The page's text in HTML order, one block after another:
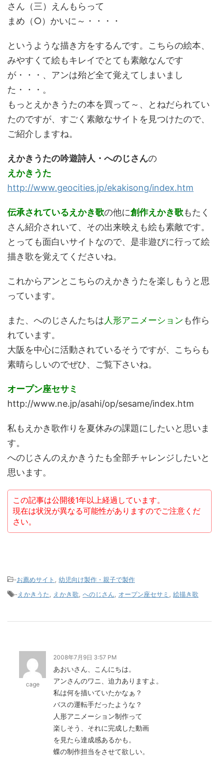
さん（三）えんもらって
まめ（○）かいに～・・・・
というような描き方をするんです。こちらの絵本、
みやすくて絵もキレイでとても素敵なんです
が・・・、アンは殆ど全て覚えてしまいまし
た・・・。
もっとえかきうたの本を買って～、とねだられてい
たのですが、すごく素敵なサイトを見つけたので、
ご紹介しますね。
えかきうたの吟遊詩人・へのじさんの
えかきうた
http://www.geocities.jp/ekakisong/index.htm
伝承されているえかき歌の他に創作えかき歌もたく
さん紹介されいて、その出来映えも絵も素敵です。
とっても面白いサイトなので、是非遊びに行って絵
描き歌を覚えてくださいね。
これからアンとこちらのえかきうたを楽しもうと思
っています。
また、へのじさんたちは 人形アニメーションも作ら
れています。
大阪を中心に活動されているそうですが、こちらも
素晴らしいのでぜひ、ご覧下さいね。
オープン座セサミ
http://www.ne.jp/asahi/op/sesame/index.htm
私もえかき歌作りを夏休みの課題にしたいと思いま
す。
へのじさんのえかきうたも全部チャレンジしたいと
思います。
この記事は公開後1年以上経過しています。
現在は状況が異なる可能性がありますのでご注意くだ
さい。
-お薦めサイト
幼児向け製作・親子で製作
-えかきうた えかき歌 へのじさん オープン座セサミ 絵描き歌
cage
2008年7月9日 3:57 PM
あおいさん、こんにちは。
アンさんのワニ、迫力ありますよ。
私は何を描いていたかなぁ？
バスの運転手だったような？
人形アニメーション制作って
楽しそう、それに完成した動画
を見たら達成感あるかも。
蝶の制作担当をさせて欲しい。